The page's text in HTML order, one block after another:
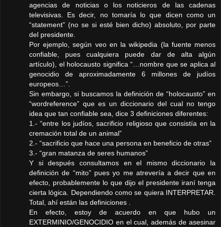
agencias de noticias o los noticieros de las cadenas
televisivas. Es decir, no tomaría lo que dicen como un
“statement” (no se si esté bien dicho) absoluto, por parte
del presidente.
Por ejemplo, según veo en la wikipedia (la fuente menos
confiable, pues cualquiera puede dar de alta algún
artículo), el holocausto significa “…nombre que se aplica al
genocidio de aproximadamente 6 millones de judíos
europeos…”.
Sin embargo, si buscamos la definición de “holocausto” en
“wordreference” que es un diccionario del cual no tengo
idea que tan confiable sea, dice 3 definiciones diferentes:
1.- “entre los judíos, sacrificio religioso que consistía en la
cremación total de un animal”
2.- “sacrificio que hace una persona en beneficio de otras”
3.- “gran matanza de seres humanos”
Y si después consultamos en el mismo diccionario la
definición de “mito” pues yo me atrevería a decir que en
efecto, probablemente lo que dijo el presidente iraní tenga
cierta lógica. Dependiendo como se quiera INTERPRETAR.
Total, ahí están las definiciones .
En efecto, estoy de acuerdo en que hubo un
EXTERMINIO/GENOCIDIO en el cual, además de asesinar